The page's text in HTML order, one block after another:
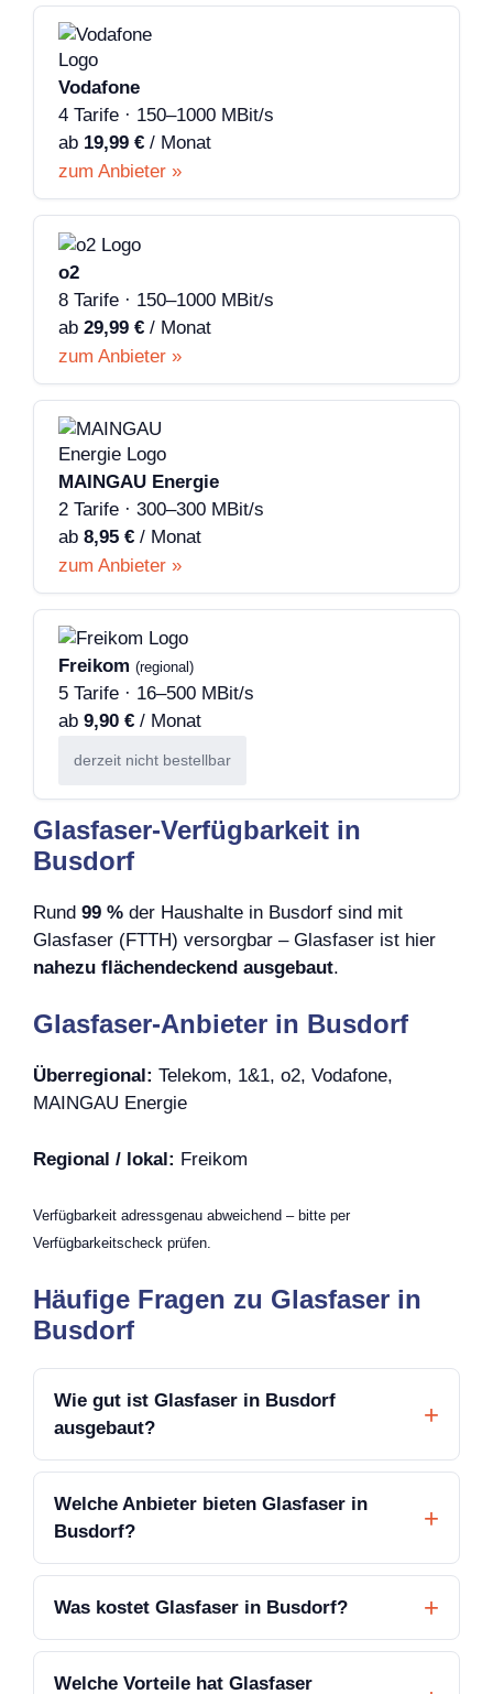
Vodafone
4 Tarife · 150–1000 MBit/s
ab 19,99 € / Monat
zum Anbieter »
o2
8 Tarife · 150–1000 MBit/s
ab 29,99 € / Monat
zum Anbieter »
MAINGAU Energie
2 Tarife · 300–300 MBit/s
ab 8,95 € / Monat
zum Anbieter »
Freikom (regional)
5 Tarife · 16–500 MBit/s
ab 9,90 € / Monat
derzeit nicht bestellbar
Glasfaser-Verfügbarkeit in
Busdorf
Rund 99 % der Haushalte in Busdorf sind mit
Glasfaser (FTTH) versorgbar – Glasfaser ist hier
nahezu flächendeckend ausgebaut.
Glasfaser-Anbieter in Busdorf
Überregional: Telekom, 1&1, o2, Vodafone,
MAINGAU Energie
Regional / lokal: Freikom
Verfügbarkeit adressgenau abweichend – bitte per
Verfügbarkeitscheck prüfen.
Häufige Fragen zu Glasfaser in
Busdorf
Wie gut ist Glasfaser in Busdorf
ausgebaut?
Welche Anbieter bieten Glasfaser in
Busdorf?
Was kostet Glasfaser in Busdorf?
Welche Vorteile hat Glasfaser